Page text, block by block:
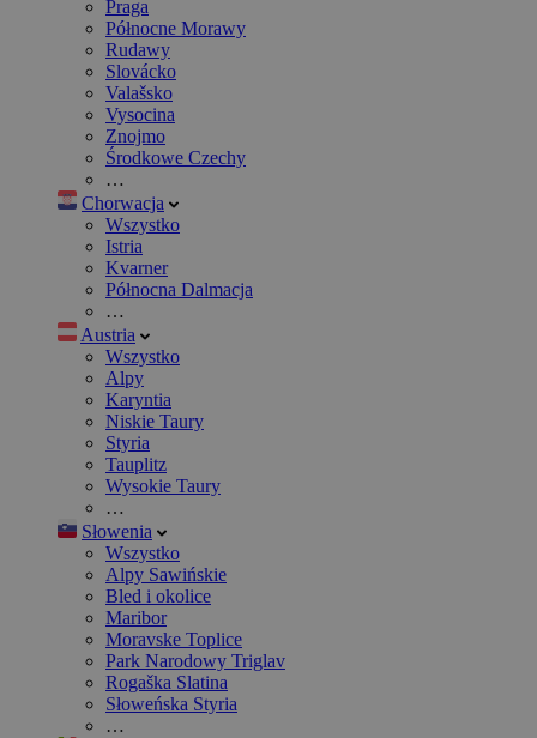
Praga
Północne Morawy
Rudawy
Slovácko
Valašsko
Vysocina
Znojmo
Środkowe Czechy
…
Chorwacja
Wszystko
Istria
Kvarner
Północna Dalmacja
…
Austria
Wszystko
Alpy
Karyntia
Niskie Taury
Styria
Tauplitz
Wysokie Taury
…
Słowenia
Wszystko
Alpy Sawińskie
Bled i okolice
Maribor
Moravske Toplice
Park Narodowy Triglav
Rogaška Slatina
Słoweńska Styria
…